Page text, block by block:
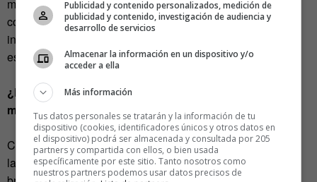
muchas horas para encontrar su hueco, en desarrollar sus
competencias, en adaptarse a un mercado cada día mas
internacional y con mas oportunidades, pero tienes que
estar preparado.
¿Por qué es importante que las personas trabajen su
marca personal?
Como ya he dicho antes, el tema con la marca personal es
la consecuencia de todo el proceso, es el ultimo paso. El
Publicidad y contenido personalizados, medición de
publicidad y contenido, investigación de audiencia y
desarrollo de servicios
Almacenar la información en un dispositivo y/o
acceder a ella
Más información
Tus datos personales se tratarán y la información de tu
dispositivo (cookies, identificadores únicos y otros datos en
el dispositivo) podrá ser almacenada y consultada por 205
partners y compartida con ellos, o bien usada
específicamente por este sitio. Tanto nosotros como
nuestros partners podemos usar datos precisos de